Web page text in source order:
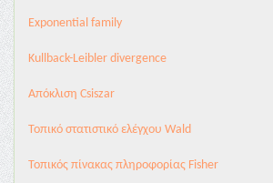
Exponential family
Kullback-Leibler divergence
Απόκλιση Csiszar
Τοπικό στατιστικό ελέγχου Wald
Τοπικός πίνακας πληροφορίας Fisher